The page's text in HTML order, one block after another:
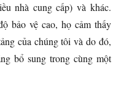
nhà cung cấp) và khác.
bảo vệ cao, họ cảm thấy
của chúng tôi và do đó,
bổ sung trong cùng một